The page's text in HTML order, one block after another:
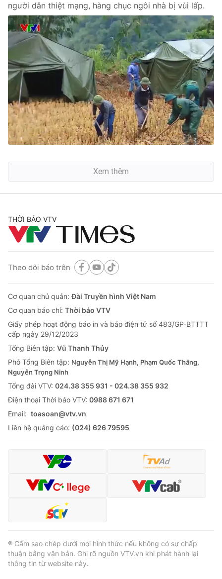
người dân thiệt mạng, hàng chục ngôi nhà bị vùi lấp.
Xem thêm
THỜI BÁO VTV
Theo dõi báo trên
Cơ quan chủ quản:Đài Truyền hình Việt Nam
Cơ quan báo chí: Thời báo VTV
Giấy phép hoạt động báo in và báo điện tử số 483/GP-BTTTT
cấp ngày 29/12/2023
Tổng Biên tập: Vũ Thanh Thủy
Phó Tổng Biên tập: Nguyễn Thị Mỹ Hạnh, Phạm Quốc Thắng,
Nguyễn Trọng Ninh
Tổng đài VTV: 024.38 355 931 - 024.38 355 932
Ðiện thoại Thời báo VTV: 0988 671 671
Email: toasoan@vtv.vn
Liên hệ quảng cáo: (024) 626 79595
® Cấm sao chép dưới mọi hình thức nếu không có sự chấp
thuận bằng văn bản. Ghi rõ nguồn VTV.vn khi phát hành lại
thông tin từ website này.